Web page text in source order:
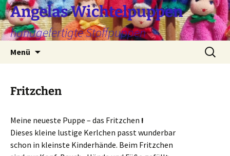
Zum
Inhalt
springen
Angelas Wichtelpuppen
handgefertigte Stoffpuppen
Menü
Suchen
nach:
Fritzchen
Meine neueste Puppe – das Fritzchen !
Dieses kleine lustige Kerlchen passt wunderbar
schon in kleinste Kinderhände. Beim Fritzchen